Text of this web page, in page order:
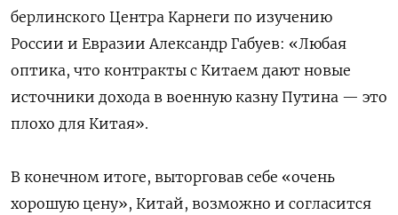
берлинского Центра Карнеги по изучению
России и Евразии Александр Габуев: «Любая
оптика, что контракты с Китаем дают новые
источники дохода в военную казну Путина — это
плохо для Китая».
В конечном итоге, выторговав себе «очень
хорошую цену», Китай, возможно и согласится